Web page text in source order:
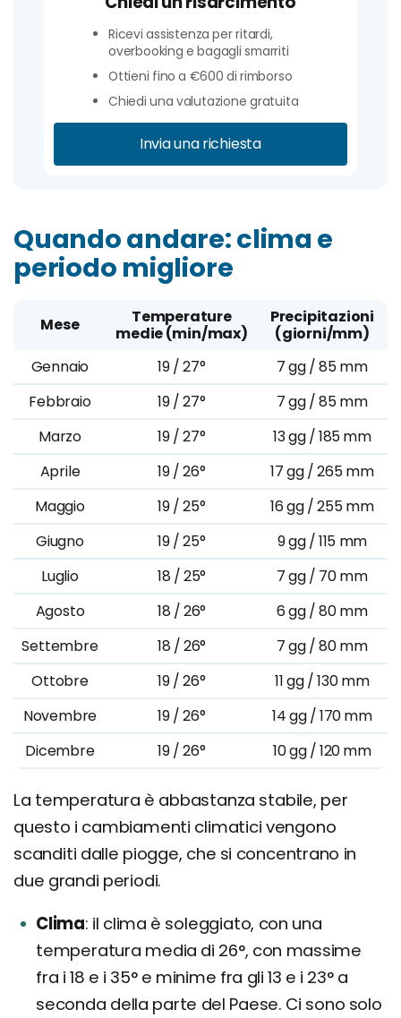
Ricevi assistenza per ritardi,
overbooking e bagagli smarriti
Ottieni fino a €600 di rimborso
Chiedi una valutazione gratuita
Invia una richiesta
Quando andare: clima e
periodo migliore
Mese
Temperature
medie (min/max)
Precipitazioni
(giorni/mm)
Gennaio
19 / 27°
7 gg / 85 mm
Febbraio
19 / 27°
7 gg / 85 mm
Marzo
19 / 27°
13 gg / 185 mm
Aprile
19 / 26°
17 gg / 265 mm
Maggio
19 / 25°
16 gg / 255 mm
Giugno
19 / 25°
9 gg / 115 mm
Luglio
18 / 25°
7 gg / 70 mm
Agosto
18 / 26°
6 gg / 80 mm
Settembre
18 / 26°
7 gg / 80 mm
Ottobre
19 / 26°
11 gg / 130 mm
Novembre
19 / 26°
14 gg / 170 mm
Dicembre
19 / 26° 10 gg / 120 mm
La temperatura è abbastanza stabile, per
questo i cambiamenti climatici vengono
scanditi dalle piogge, che si concentrano in
due grandi periodi.
Clima il clima è soleggiato, con una
temperatura media di 26°, con massime
fra i 18 e i 35° e minime fra gli 13 e i 23° a
seconda della parte del Paese. Ci sono solo